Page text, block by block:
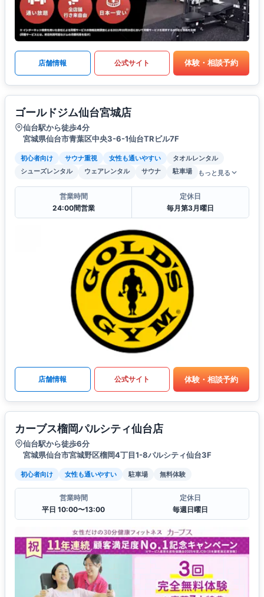
店舗情報 公式サイト 体験・相談予約
ゴールドジム仙台宮城店
仙台駅から徒歩4分
宮城県仙台市青葉区中央3-6-1仙台TRビル7F
初心者向け サウナ重視 女性も通いやすい
タオルレンタル
シューズレンタル
ウェアレンタル サウナ 駐車場 もっと見る
営業時間
24:00間営業
定休日
毎月第3月曜日
店舗情報 公式サイト 体験・相談予約
カーブス榴岡パルシティ仙台店
仙台駅から徒歩6分
宮城県仙台市宮城野区榴岡4丁目1-8パルシティ仙台3F
初心者向け 女性も通いやすい 駐車場 無料体験
営業時間
平日 10:00〜13:00
定休日
毎週日曜日